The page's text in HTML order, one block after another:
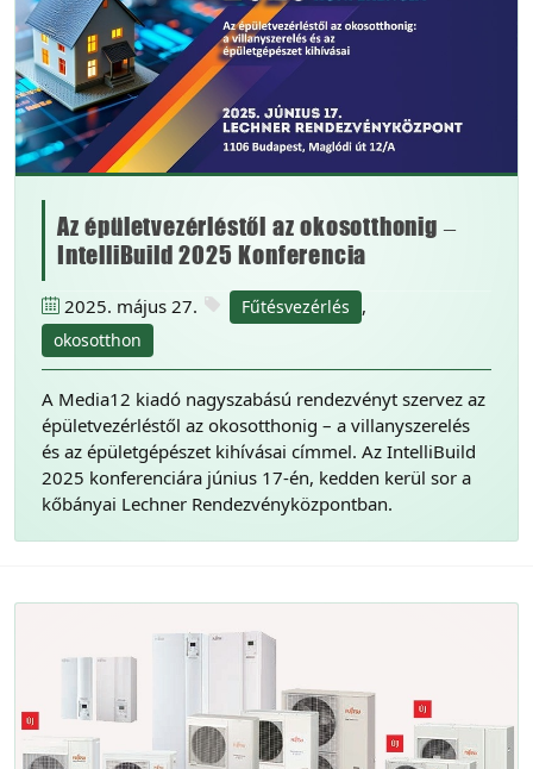
Az épületvezérléstől az okosotthonig –
IntelliBuild 2025 Konferencia
2025. május 27. Fűtésvezérlés ,
okosotthon
A Media12 kiadó nagyszabású rendezvényt szervez az
épületvezérléstől az okosotthonig – a villanyszerelés
és az épületgépészet kihívásai címmel. Az IntelliBuild
2025 konferenciára június 17-én, kedden kerül sor a
kőbányai Lechner Rendezvényközpontban.